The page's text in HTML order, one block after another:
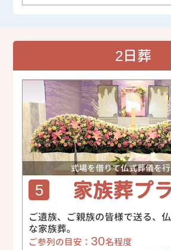
2日葬
式場を借りて仏式葬儀を
5 家族葬プ
ご遺族、ご親族の皆様で送る、
な家族葬。
ご参列の目安： 30名程度